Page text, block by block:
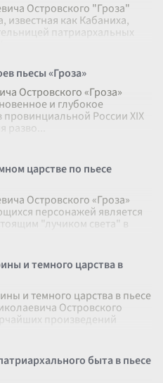
Островского "Гроза"
как Кабаниха,
патриархальных
пьесы «Гроза»
Островского «Гроза»
и глубокое
России XIX
разво
царстве по пьесе
Островского «Гроза»
персонажей является
"лучиком света" в
и темного царства в
и темного царства в пьесе
Островского
произведений
быта в пьесе